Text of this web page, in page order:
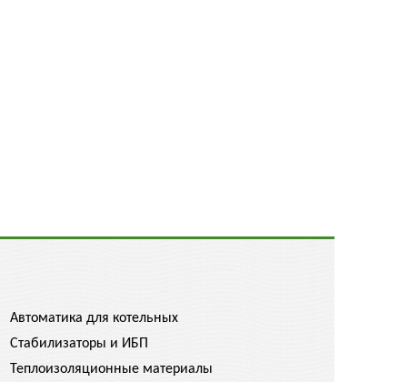
Автоматика для котельных
Стабилизаторы и ИБП
Теплоизоляционные материалы